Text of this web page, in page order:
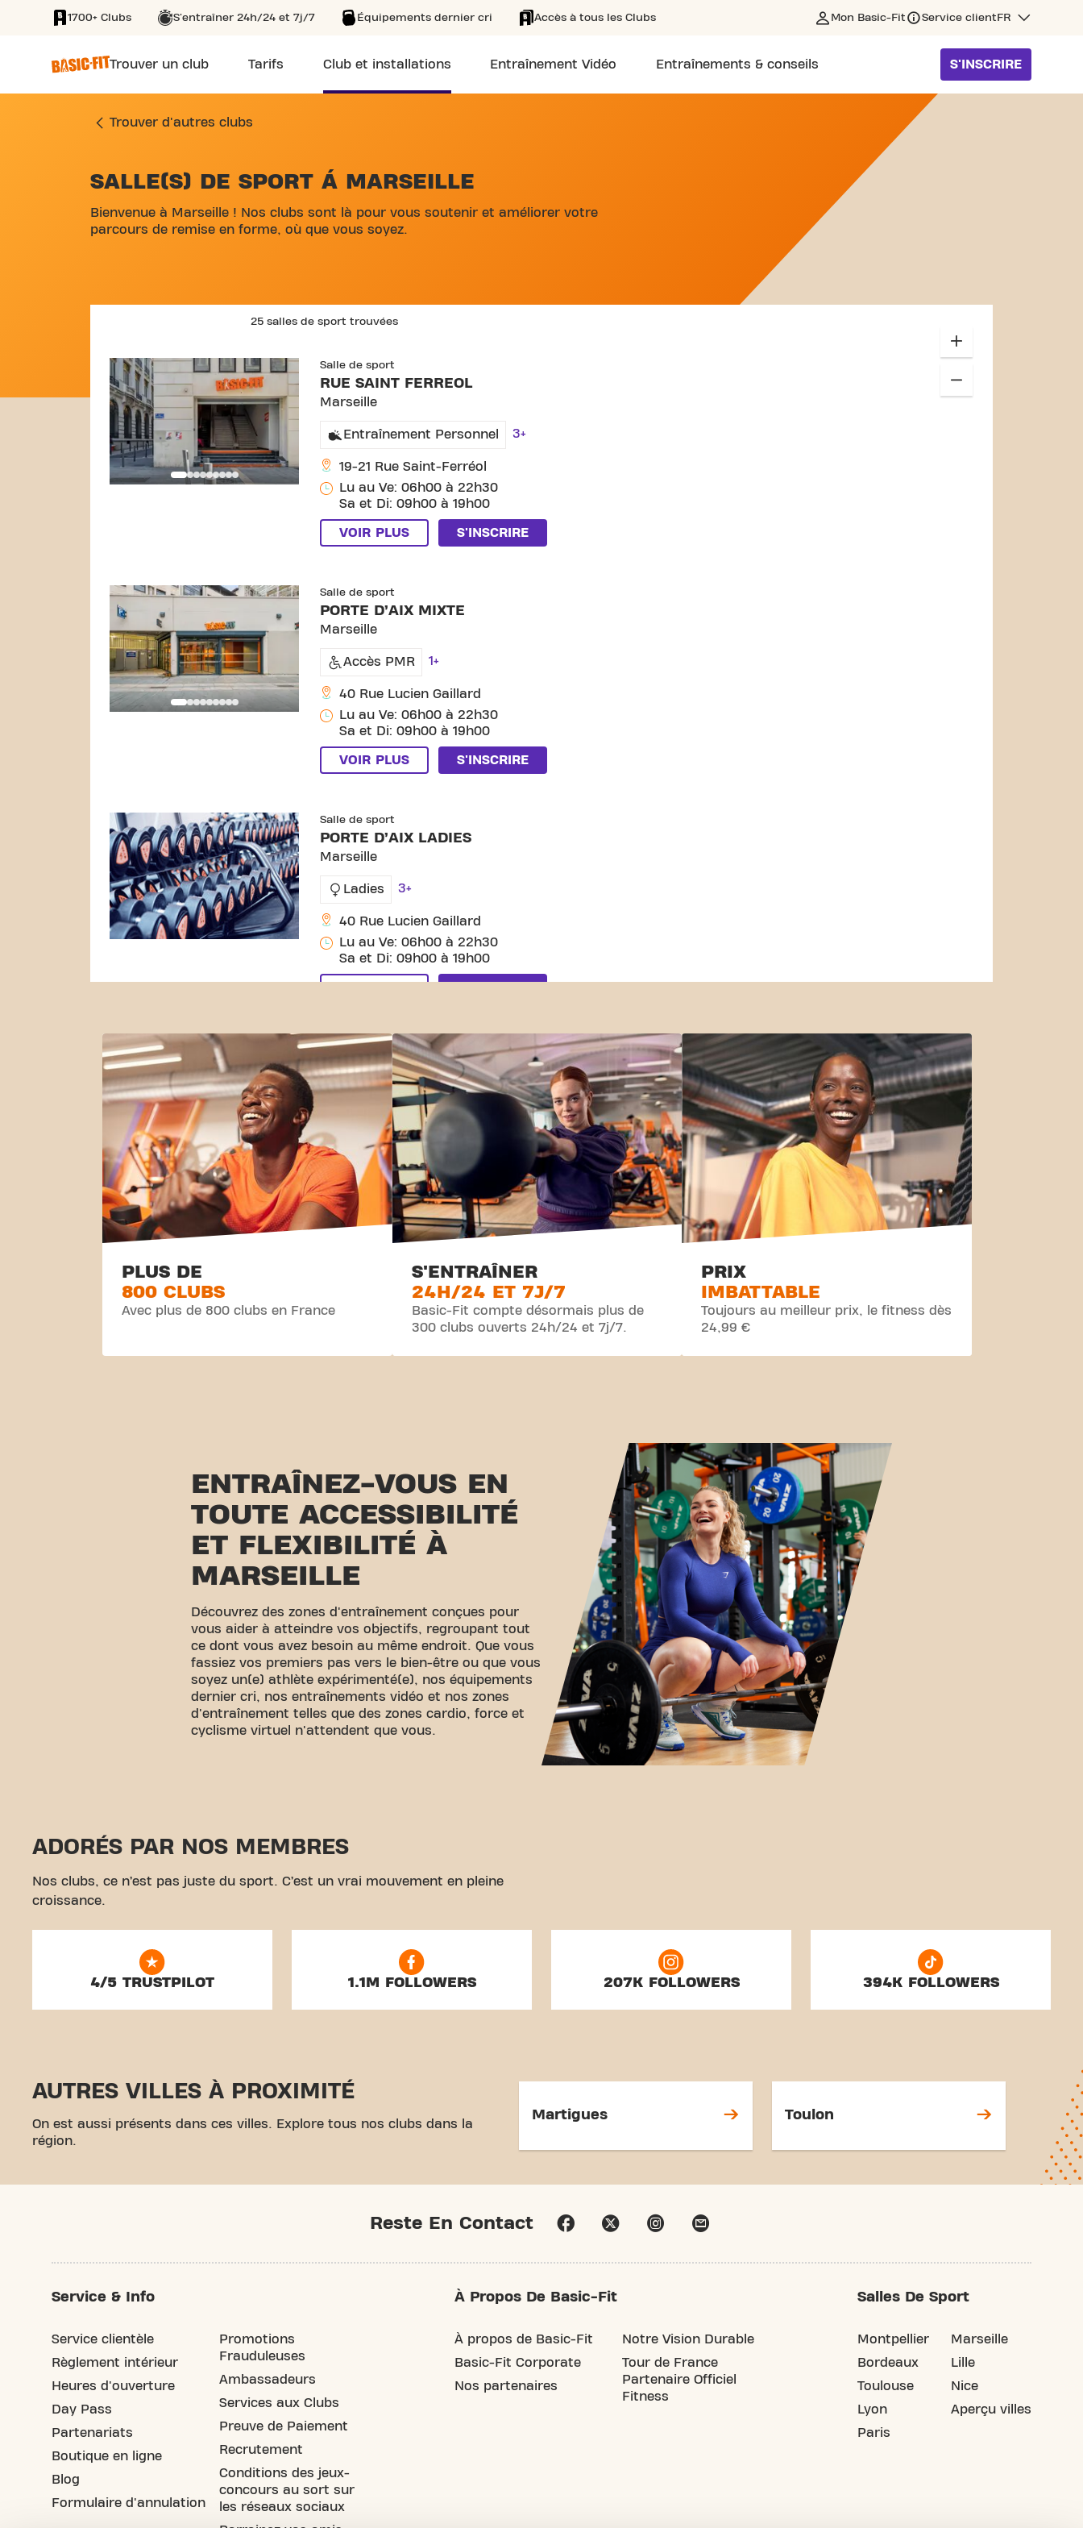
SKIP TO MAIN CONTENT
1700+ Clubs S'entraîner 24h/24 et 7j/7 Équipements dernier cri Accès à tous les Clubs Mon Basic-Fit Service client FR
Trouver un club Tarifs Club et installations Entraînement Vidéo Entraînements & conseils S'INSCRIRE
Trouver d'autres clubs
SKIP MAP LIST
SALLE(S) DE SPORT Á MARSEILLE
Bienvenue à Marseille ! Nos clubs sont là pour vous soutenir et améliorer votre
parcours de remise en forme, où que vous soyez.
25 salles de sport trouvées
Salle de sport
RUE SAINT FERREOL
Marseille
Entraînement Personnel 3+
19-21 Rue Saint-Ferréol
Lu au Ve: 06h00 à 22h30
Sa et Di: 09h00 à 19h00
VOIR PLUS S'INSCRIRE
Salle de sport
PORTE D’AIX MIXTE
Marseille
Accès PMR 1+
40 Rue Lucien Gaillard
Lu au Ve: 06h00 à 22h30
Sa et Di: 09h00 à 19h00
VOIR PLUS S'INSCRIRE
Salle de sport
PORTE D’AIX LADIES
Marseille
Ladies 3+
40 Rue Lucien Gaillard
Lu au Ve: 06h00 à 22h30
Sa et Di: 09h00 à 19h00
PLUS DE
800 CLUBS
Avec plus de 800 clubs en France
S'ENTRAÎNER
24H/24 ET 7J/7
Basic-Fit compte désormais plus de
300 clubs ouverts 24h/24 et 7j/7.
PRIX
IMBATTABLE
Toujours au meilleur prix, le fitness dès
24,99 €
ENTRAÎNEZ-VOUS EN
TOUTE ACCESSIBILITÉ
ET FLEXIBILITÉ À
MARSEILLE
Découvrez des zones d'entraînement conçues pour
vous aider à atteindre vos objectifs, regroupant tout
ce dont vous avez besoin au même endroit. Que vous
fassiez vos premiers pas vers le bien-être ou que vous
soyez un(e) athlète expérimenté(e), nos équipements
dernier cri, nos entraînements vidéo et nos zones
d'entraînement telles que des zones cardio, force et
cyclisme virtuel n'attendent que vous.
ADORÉS PAR NOS MEMBRES
Nos clubs, ce n’est pas juste du sport. C’est un vrai mouvement en pleine
croissance.
4/5 TRUSTPILOT 1.1M FOLLOWERS 207K FOLLOWERS 394K FOLLOWERS
AUTRES VILLES À PROXIMITÉ
On est aussi présents dans ces villes. Explore tous nos clubs dans la
région.
Martigues Toulon
Reste En Contact
Service & Info
Service clientèle
Règlement intérieur
Heures d'ouverture
Day Pass
Partenariats
Boutique en ligne
Blog
Formulaire d'annulation
Promotions
Frauduleuses
Ambassadeurs
Services aux Clubs
Preuve de Paiement
Recrutement
Conditions des jeux-
concours au sort sur
les réseaux sociaux
À Propos De Basic-Fit
À propos de Basic-Fit
Basic-Fit Corporate
Nos partenaires
Notre Vision Durable
Tour de France
Partenaire Officiel
Fitness
Salles De Sport
Montpellier
Bordeaux
Toulouse
Lyon
Paris
Marseille
Lille
Nice
Aperçu villes